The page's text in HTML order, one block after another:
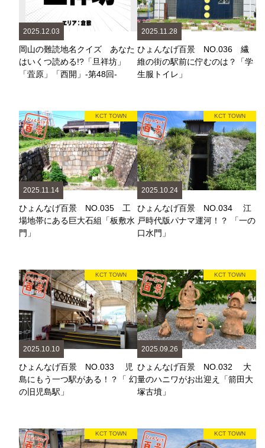
2025.12.03
岡山の難読地名クイズ あなた
はいくつ読める!?「旦祥坊」
「萓原」「西開」-第48回-
2025.11.28
ひょんなげ百景 NO.036 繊
維の街の駅前に佇むのは？「学
生服トイレ」
KCT TOWN
2025.11.14
ひょんなげ百景 NO.035 工
場地帯にある巨大石組「板敷水
門」
KCT TOWN
2025.10.24
ひょんなげ百景 NO.034 江
戸時代版パナマ運河！？ 「一の
口水門」
KCT TOWN
2025.10.10
ひょんなげ百景 NO.033 児
島にもう一つ駅がある！？「 幻
の旧児島駅」
KCT TOWN
2025.09.26
ひょんなげ百景 NO.032 大
量のハニワがお出迎え「箭田大
塚古墳」
KCT TOWN KCT TOWN